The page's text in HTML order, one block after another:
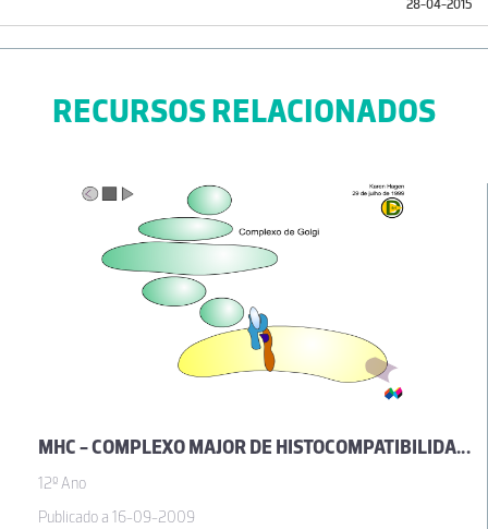
28-04-2015
RECURSOS RELACIONADOS
MHC - COMPLEXO MAJOR DE HISTOCOMPATIBILIDADE
12º Ano
Publicado a 16-09-2009